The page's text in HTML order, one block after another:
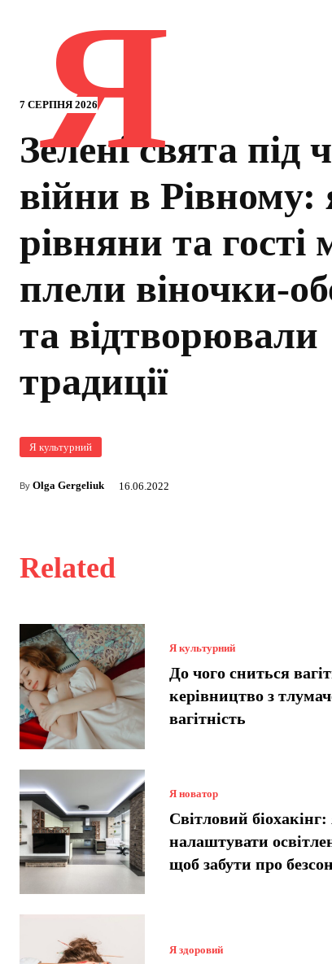
7 СЕРПНЯ 2026
Я
Зелені свята під
війни в Рівному:
рівняни та гості
плели віночки-
та відтворювали
традиції
Я культурний
By Olga Gergeliuk 16.06.2022
Related
Я культурний
До чого сниться
керівництво з
вагітність
Я новатор
Світловий біохакінг:
налаштувати
щоб забути про
Я здоровий